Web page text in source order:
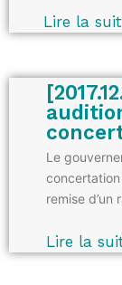
Lire la
Le
concertation
remise
Lire la